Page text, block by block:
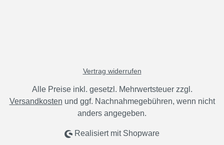
Vertrag widerrufen
Alle Preise inkl. gesetzl. Mehrwertsteuer zzgl.
Versandkosten und ggf. Nachnahmegebühren, wenn nicht
anders angegeben.
Realisiert mit Shopware